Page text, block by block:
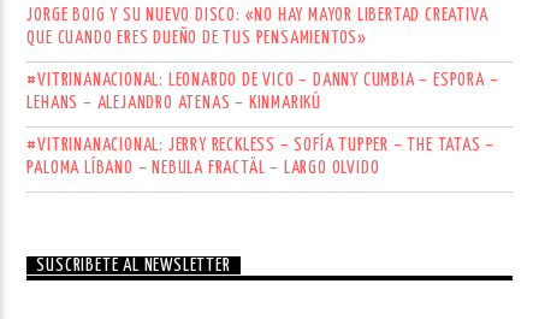
JORGE BOIG Y SU NUEVO DISCO: «NO HAY MAYOR LIBERTAD CREATIVA
QUE CUANDO ERES DUEÑO DE TUS PENSAMIENTOS»
#VITRINANACIONAL: LEONARDO DE VICO – DANNY CUMBIA – ESPORA –
LEHANS – ALEJANDRO ATENAS – KINMARIKÚ
#VITRINANACIONAL: JERRY RECKLESS – SOFÍA TUPPER – THE TATAS –
PALOMA LÍBANO – NEBULA FRACTÄL – LARGO OLVIDO
SUSCRÍBETE AL NEWSLETTER